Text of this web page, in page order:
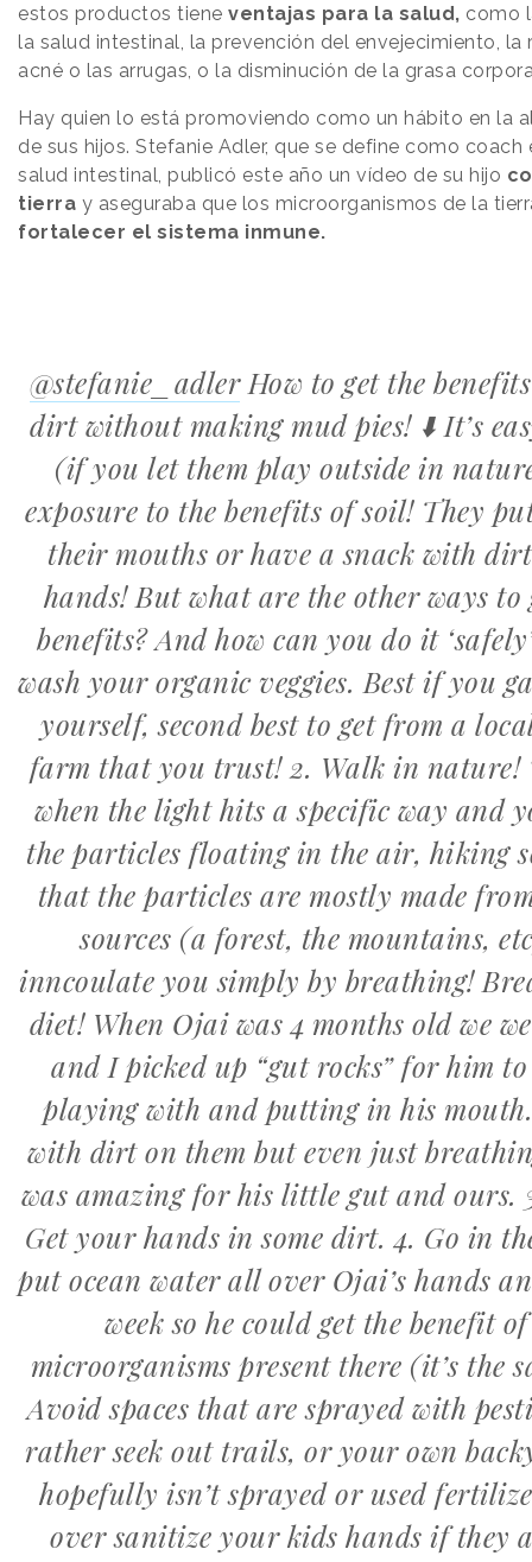
estos productos tiene ventajas para la salud, como
la salud intestinal, la prevención del envejecimiento, la
acné o las arrugas, o la disminución de la grasa
Hay quien lo está promoviendo como un hábito en la
de sus hijos. Stefanie Adler, que se define como
salud intestinal, publicó este año un vídeo de su hijo
tierra y aseguraba que los microorganismos de la
fortalecer el sistema inmune.
@stefanie_adlerHow to get the
dirt without making mud pies! ⬇️ It’s
(if you let them play outside in
exposure to the benefits of soil! They
their mouths or have a snack with
hands! But what are the other ways to
benefits? And how can you do it
wash your organic veggies. Best if you
yourself, second best to get from a
farm that you trust! 2. Walk in nature!
when the light hits a specific way and
the particles floating in the air, hiking
that the particles are mostly made
sources (a forest, the mountains,
inncoulate you simply by breathing!
diet! When Ojai was 4 months old we
and I picked up “gut rocks” for him
playing with and putting in his
with dirt on them but even just
was amazing for his little gut and ours.
Get your hands in some dirt. 4. Go in
put ocean water all over Ojai’s hands
week so he could get the benefit
microorganisms present there (it’s the
Avoid spaces that are sprayed with
rather seek out trails, or your own
hopefully isn’t sprayed or used
over sanitize your kids hands if they